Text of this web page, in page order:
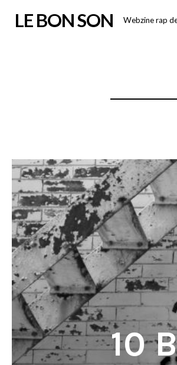
LE BON SON Webzine rap
10